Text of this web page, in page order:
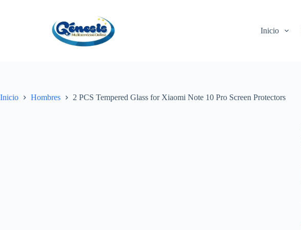
o
n
Inicio
Inicio Hombres 2 PCS Tempered Glass for Xiaomi Note 10 Pro Screen Protectors